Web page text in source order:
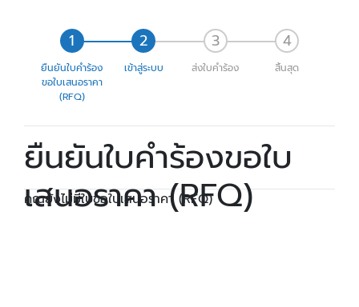
ยืนยันใบคำร้อง
ขอใบเสนอราคา
(RFQ)
เข้าสู่ระบบ ส่งใบคำร้อง สิ้นสุด
ยืนยันใบคำร้องขอใบ
เสนอราคา (RFQ)
คุณยังไม่มีใบขอใบเสนอราคา (RFQ)